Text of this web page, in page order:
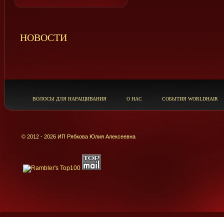
НОВОСТИ
ВОЛОСЫ ДЛЯ НАРАЩИВАНИЯ О НАС СОБЫТИЯ WORLDHAIR
© 2012 - 2026 ИП Рябкова Юлия Алексеевна